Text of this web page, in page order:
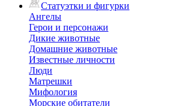
Статуэтки и фигурки
Ангелы
Герои и персонажи
Дикие животные
Домашние животные
Известные личности
Люди
Матрешки
Мифология
Морские обитатели